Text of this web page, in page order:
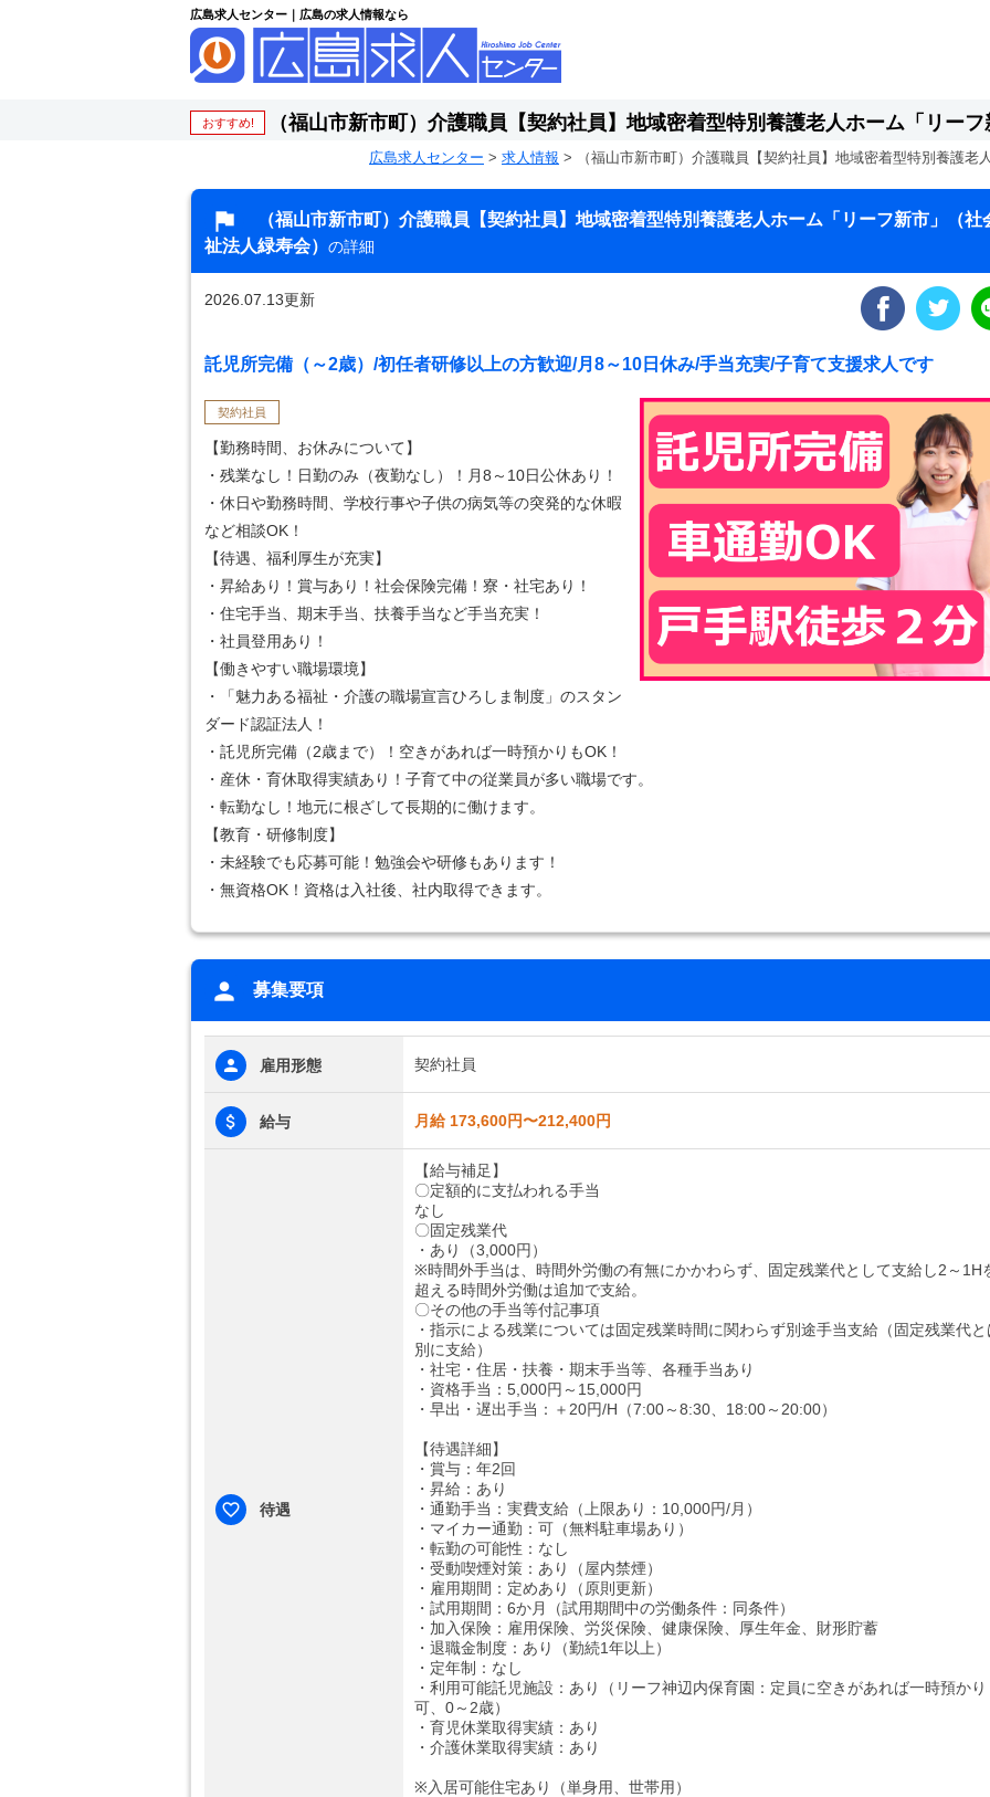
広島求人センター｜広島の求人情報なら
おすすめ! （福山市新市町）介護職員【契約社員】地域密着型特別養護老人ホーム「リー
広島求人センター > 求人情報 > （福山市新市町）介護職員【契約社員】地域密着型特別養護
（福山市新市町）介護職員【契約社員】地域密着型特別養護老人ホーム「リーフ新市」（社
祉法人緑寿会） の詳細
2026.07.13更新
託児所完備（～2歳）/初任者研修以上の方歓迎/月8～10日休み/手当充実/子育て支援求人です
契約社員
【勤務時間、お休みについて】
・残業なし！日勤のみ（夜勤なし）！月8～10日公休あり！
・休日や勤務時間、学校行事や子供の病気等の突発的な休暇
など相談OK！
【待遇、福利厚生が充実】
・昇給あり！賞与あり！社会保険完備！寮・社宅あり！
・住宅手当、期末手当、扶養手当など手当充実！
・社員登用あり！
【働きやすい職場環境】
・「魅力ある福祉・介護の職場宣言ひろしま制度」のスタン
ダード認証法人！
・託児所完備（2歳まで）！空きがあれば一時預かりもOK！
・産休・育休取得実績あり！子育て中の従業員が多い職場です。
・転勤なし！地元に根ざして長期的に働けます。
【教育・研修制度】
・未経験でも応募可能！勉強会や研修もあります！
・無資格OK！資格は入社後、社内取得できます。
募集要項
雇用形態 契約社員
給与 月給 173,600円〜212,400円
待遇
【給与補足】
〇定額的に支払われる手当
なし
〇固定残業代
・あり（3,000円）
※時間外手当は、時間外労働の有無にかかわらず、固定残業代として支給し2～1H
超える時間外労働は追加で支給。
〇その他の手当等付記事項
・指示による残業については固定残業時間に関わらず別途手当支給（固定残業代と
別に支給）
・社宅・住居・扶養・期末手当等、各種手当あり
・資格手当：5,000円～15,000円
・早出・遅出手当：＋20円/H（7:00～8:30、18:00～20:00）
【待遇詳細】
・賞与：年2回
・昇給：あり
・通勤手当：実費支給（上限あり：10,000円/月）
・マイカー通勤：可（無料駐車場あり）
・転勤の可能性：なし
・受動喫煙対策：あり（屋内禁煙）
・雇用期間：定めあり（原則更新）
・試用期間：6か月（試用期間中の労働条件：同条件）
・加入保険：雇用保険、労災保険、健康保険、厚生年金、財形貯蓄
・退職金制度：あり（勤続1年以上）
・定年制：なし
・利用可能託児施設：あり（リーフ神辺内保育園：定員に空きがあれば一時預かり
可、0～2歳）
・育児休業取得実績：あり
・介護休業取得実績：あり
※入居可能住宅あり（単身用、世帯用）